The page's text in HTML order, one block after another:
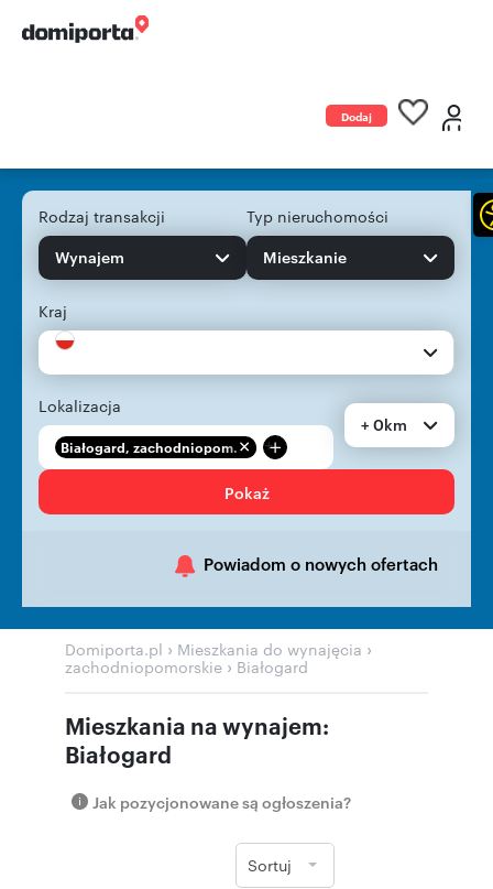
Dodaj
Rodzaj transakcji
Wynajem
Typ nieruchomości
Mieszkanie
Kraj
Lokalizacja
Białogard, zachodniopom... +
+ 0km
Pokaż
Powiadom o nowych ofertach
Domiporta.pl › Mieszkania do wynajęcia ›
zachodniopomorskie › Białogard
Mieszkania na wynajem:
Białogard
Jak pozycjonowane są ogłoszenia?
Sortuj